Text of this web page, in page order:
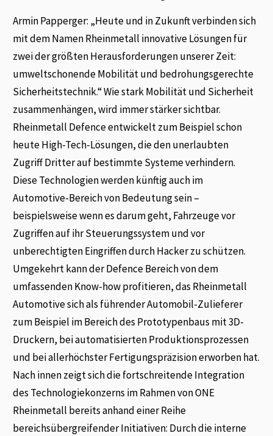
Armin Papperger: „Heute und in Zukunft verbinden sich
mit dem Namen Rheinmetall innovative Lösungen für
zwei der größten Herausforderungen unserer Zeit:
umweltschonende Mobilität und bedrohungsgerechte
Sicherheitstechnik.“ Wie stark Mobilität und Sicherheit
zusammenhängen, wird immer stärker sichtbar.
Rheinmetall Defence entwickelt zum Beispiel schon
heute High-Tech-Lösungen, die den unerlaubten
Zugriff Dritter auf bestimmte Systeme verhindern.
Diese Technologien werden künftig auch im
Automotive-Bereich von Bedeutung sein –
beispielsweise wenn es darum geht, Fahrzeuge vor
Zugriffen auf ihr Steuerungssystem und vor
unberechtigten Eingriffen durch Hacker zu schützen.
Umgekehrt kann der Defence Bereich von dem
umfassenden Know-how profitieren, das Rheinmetall
Automotive sich als führender Automobil-Zulieferer
zum Beispiel im Bereich des Prototypenbaus mit 3D-
Druckern, bei automatisierten Produktionsprozessen
und bei allerhöchster Fertigungspräzision erworben hat.
Nach innen zeigt sich die fortschreitende Integration
des Technologiekonzerns im Rahmen von ONE
Rheinmetall bereits anhand einer Reihe
bereichsübergreifender Initiativen: Durch die interne